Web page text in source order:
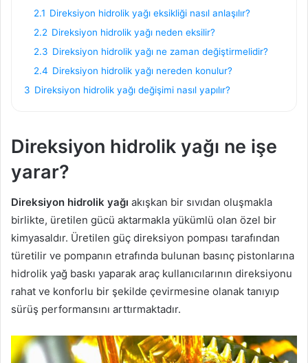
2.1 Direksiyon hidrolik yağı eksikliği nasıl anlaşılır?
2.2 Direksiyon hidrolik yağı neden eksilir?
2.3 Direksiyon hidrolik yağı ne zaman değiştirmelidir?
2.4 Direksiyon hidrolik yağı nereden konulur?
3 Direksiyon hidrolik yağı değişimi nasıl yapılır?
Direksiyon hidrolik yağı ne işe
yarar?
Direksiyon hidrolik yağı akışkan bir sıvıdan oluşmakla
birlikte, üretilen gücü aktarmakla yükümlü olan özel bir
kimyasaldır. Üretilen güç direksiyon pompası tarafından
türetilir ve pompanın etrafında bulunan basınç pistonlarına
hidrolik yağ baskı yaparak araç kullanıcılarının direksiyonu
rahat ve konforlu bir şekilde çevirmesine olanak tanıyıp
sürüş performansını arttırmaktadır.